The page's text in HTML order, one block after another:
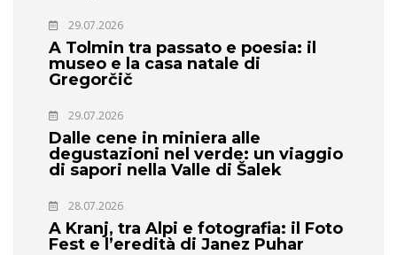
29.07.2026
A Tolmin tra passato e poesia: il
museo e la casa natale di
Gregorčič
29.07.2026
Dalle cene in miniera alle
degustazioni nel verde: un viaggio
di sapori nella Valle di Šalek
28.07.2026
A Kranj, tra Alpi e fotografia: il Foto
Fest e l’eredità di Janez Puhar